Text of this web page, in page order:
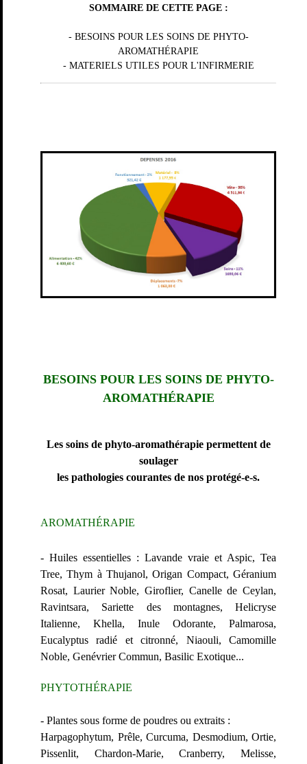
SOMMAIRE DE CETTE PAGE :
- BESOINS POUR LES SOINS DE PHYTO-
AROMATHÉRAPIE
- MATERIELS UTILES POUR L'INFIRMERIE
BESOINS POUR LES SOINS DE PHYTO-
AROMATHÉRAPIE
Les soins de phyto-aromathérapie permettent de
soulager
les pathologies courantes de nos protégé-e-s.
AROMATHÉRAPIE
- Huiles essentielles : Lavande vraie et Aspic, Tea
Tree, Thym à Thujanol, Origan Compact, Géranium
Rosat, Laurier Noble, Giroflier, Canelle de Ceylan,
Ravintsara, Sariette des montagnes, Helicryse
Italienne, Khella, Inule Odorante, Palmarosa,
Eucalyptus radié et citronné, Niaouli, Camomille
Noble, Genévrier Commun, Basilic Exotique...
PHYTOTHÉRAPIE
- Plantes sous forme de poudres ou extraits :
Harpagophytum, Prêle, Curcuma, Desmodium, Ortie,
Pissenlit, Chardon-Marie, Cranberry, Melisse,